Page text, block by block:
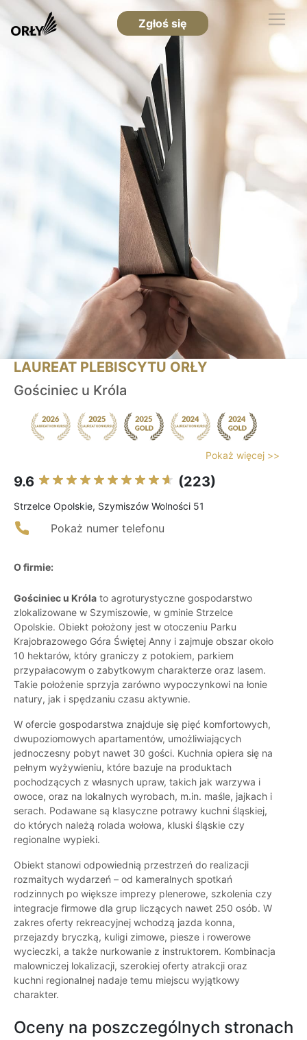
Zgłoś się
LAUREAT PLEBISCYTU ORŁY
Gościniec u Króla
Pokaż więcej >>
9.6 (223)
Strzelce Opolskie, Szymiszów Wolności 51
Pokaż numer telefonu
O firmie:
Gościniec u Króla to agroturystyczne gospodarstwo
zlokalizowane w Szymiszowie, w gminie Strzelce
Opolskie. Obiekt położony jest w otoczeniu Parku
Krajobrazowego Góra Świętej Anny i zajmuje obszar około
10 hektarów, który graniczy z potokiem, parkiem
przypałacowym o zabytkowym charakterze oraz lasem.
Takie położenie sprzyja zarówno wypoczynkowi na łonie
natury, jak i spędzaniu czasu aktywnie.
W ofercie gospodarstwa znajduje się pięć komfortowych,
dwupoziomowych apartamentów, umożliwiających
jednoczesny pobyt nawet 30 gości. Kuchnia opiera się na
pełnym wyżywieniu, które bazuje na produktach
pochodzących z własnych upraw, takich jak warzywa i
owoce, oraz na lokalnych wyrobach, m.in. maśle, jajkach i
serach. Podawane są klasyczne potrawy kuchni śląskiej,
do których należą rolada wołowa, kluski śląskie czy
regionalne wypieki.
Obiekt stanowi odpowiednią przestrzeń do realizacji
rozmaitych wydarzeń – od kameralnych spotkań
rodzinnych po większe imprezy plenerowe, szkolenia czy
integracje firmowe dla grup liczących nawet 250 osób. W
zakres oferty rekreacyjnej wchodzą jazda konna,
przejazdy bryczką, kuligi zimowe, piesze i rowerowe
wycieczki, a także nurkowanie z instruktorem. Kombinacja
malowniczej lokalizacji, szerokiej oferty atrakcji oraz
kuchni regionalnej nadaje temu miejscu wyjątkowy
charakter.
Oceny na poszczególnych stronach